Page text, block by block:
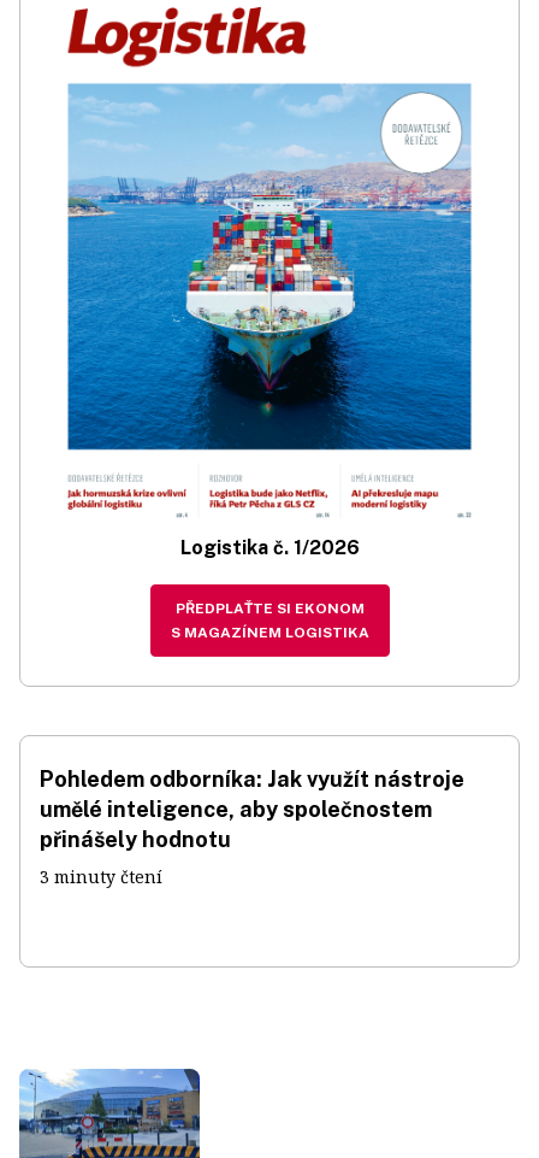
Logistika č. 1/2026
PŘEDPLAŤTE SI EKONOM
S MAGAZÍNEM LOGISTIKA
Pohledem odborníka: Jak využít nástroje
umělé inteligence, aby společnostem
přinášely hodnotu
3 minuty čtení